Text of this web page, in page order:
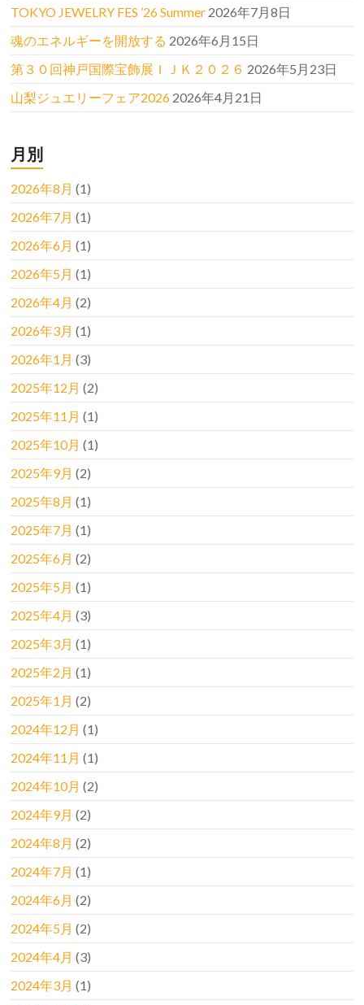
TOKYO JEWELRY FES ’26 Summer 2026年7月8日
魂のエネルギーを開放する 2026年6月15日
第３０回神戸国際宝飾展ＩＪＫ２０２６ 2026年5月23日
山梨ジュエリーフェア2026 2026年4月21日
月別
2026年8月 (1)
2026年7月 (1)
2026年6月 (1)
2026年5月 (1)
2026年4月 (2)
2026年3月 (1)
2026年1月 (3)
2025年12月 (2)
2025年11月 (1)
2025年10月 (1)
2025年9月 (2)
2025年8月 (1)
2025年7月 (1)
2025年6月 (2)
2025年5月 (1)
2025年4月 (3)
2025年3月 (1)
2025年2月 (1)
2025年1月 (2)
2024年12月 (1)
2024年11月 (1)
2024年10月 (2)
2024年9月 (2)
2024年8月 (2)
2024年7月 (1)
2024年6月 (2)
2024年5月 (2)
2024年4月 (3)
2024年3月 (1)